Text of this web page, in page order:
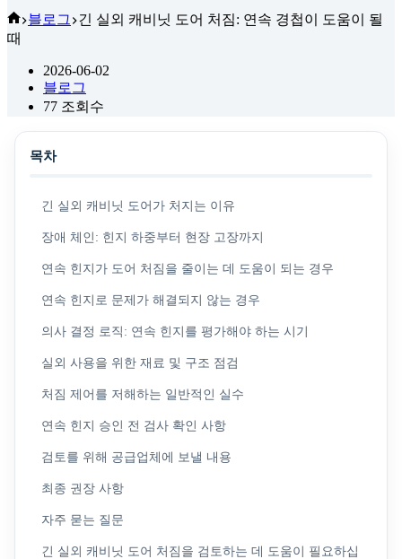
홈블로그
긴 실외 캐비닛 도어 처짐: 연속 경첩이 도움이 될
때
2026-06-02
블로그
77 조회수
목차
긴 실외 캐비닛 도어가 처지는 이유
장애 체인: 힌지 하중부터 현장 고장까지
연속 힌지가 도어 처짐을 줄이는 데 도움이 되는 경우
연속 힌지로 문제가 해결되지 않는 경우
의사 결정 로직: 연속 힌지를 평가해야 하는 시기
실외 사용을 위한 재료 및 구조 점검
처짐 제어를 저해하는 일반적인 실수
연속 힌지 승인 전 검사 확인 사항
검토를 위해 공급업체에 보낼 내용
최종 권장 사항
자주 묻는 질문
긴 실외 캐비닛 도어 처짐을 검토하는 데 도움이 필요하십